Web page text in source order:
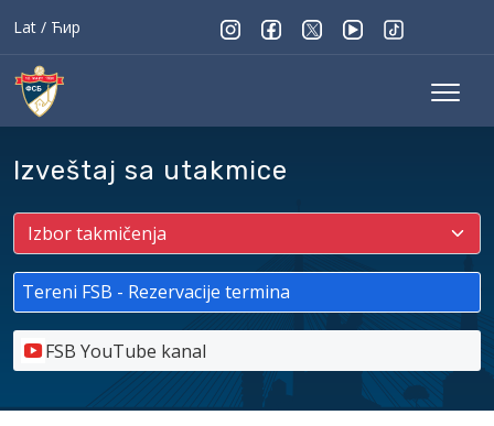
Lat / Ћир
Izveštaj sa utakmice
Tereni FSB - Rezervacije termina
FSB YouTube kanal